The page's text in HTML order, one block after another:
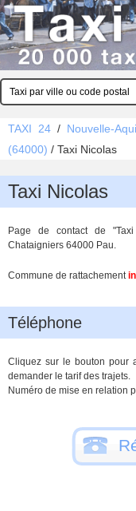
TAXI 24 / Nouvelle-
(64000) / Taxi Nicolas
Taxi Nicolas
Page de contact de
Chataigniers 64000 Pau.
Commune de rattachement
Téléphone
Cliquez sur le bouton pour
demander le tarif des trajets.
Numéro de mise en relation